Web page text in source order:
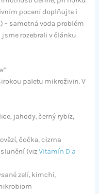
pocení doplňujte i
– samotná voda problém
jsme rozebrali v článku
paletu mikroživin. V
jahody, černý rybíz,
čočka, cizrna
(viz Vitamín D a
zelí, kimchi,